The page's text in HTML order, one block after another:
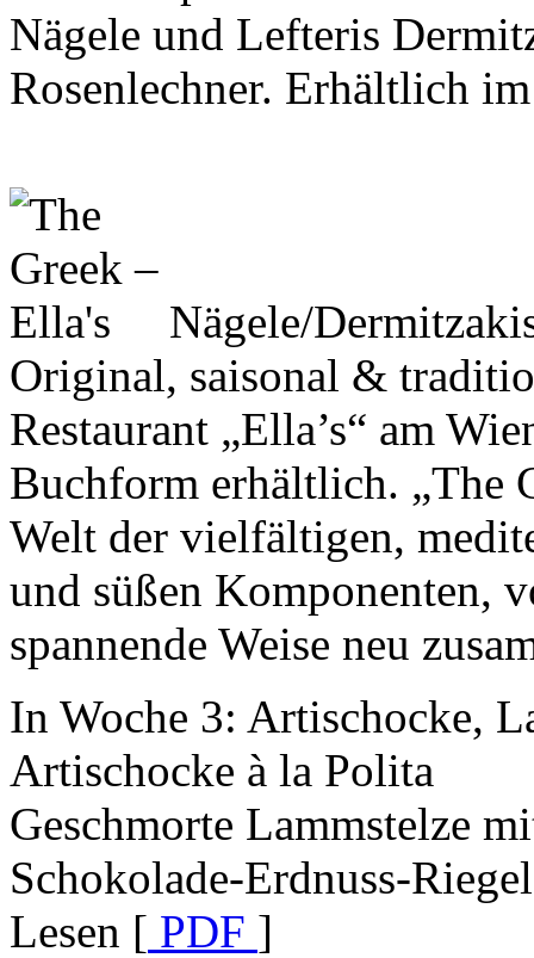
Nägele und Lefteris
Rosenlechner. Erhältlich
Nägele/
Original, saisonal &
Restaurant „Ella’s“ am
Buchform erhältlich. „The
Welt der vielfältigen,
und süßen Komponenten,
spannende Weise neu
In Woche 3: Artischocke,
Artischocke à la Polita
Geschmorte Lammstelze
Schokolade-Erdnuss-Riegel
Lesen [ PDF ]